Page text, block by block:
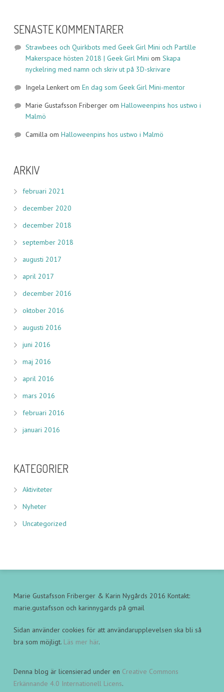
SENASTE KOMMENTARER
Strawbees och Quirkbots med Geek Girl Mini och Partille
Makerspace hösten 2018 | Geek Girl Mini om Skapa
nyckelring med namn och skriv ut på 3D-skrivare
Ingela Lenkertom En dag som Geek Girl Mini-mentor
Marie Gustafsson Fribergerom Halloweenpins hos ustwo i
Malmö
Camilla om Halloweenpins hos ustwo i Malmö
ARKIV
februari 2021
december 2020
december 2018
september 2018
augusti 2017
april 2017
december 2016
oktober 2016
augusti 2016
juni 2016
maj 2016
april 2016
mars 2016
februari 2016
januari 2016
KATEGORIER
Aktiviteter
Nyheter
Uncategorized
Marie Gustafsson Friberger & Karin Nygårds 2016 Kontakt:
marie.gustafsson och karinnygards på gmail
Sidan använder cookies för att användarupplevelsen ska bli så
bra som möjligt. Läs mer här.
Denna blog är licensierad under en Creative Commons
Erkännande 4.0 Internationell Licens.